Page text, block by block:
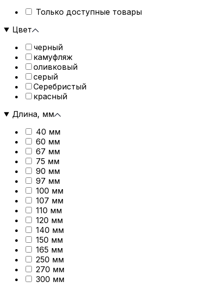
Только доступные товары
Цвет
черный
камуфляж
оливковый
серый
Серебристый
красный
Длина, мм
40 мм
60 мм
67 мм
75 мм
90 мм
97 мм
100 мм
107 мм
110 мм
120 мм
140 мм
150 мм
165 мм
250 мм
270 мм
300 мм